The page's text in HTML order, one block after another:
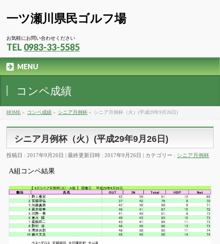
一ツ瀬川県民ゴルフ場
お気軽にお問い合わせください
TEL 0983-33-5585
MENU
コンペ成績
HOME » コンペ成績 » シニア月例杯 » シニア月例杯（火）(平成29年9月26日)
シニア月例杯（火）(平成29年9月26日)
投稿日 : 2017年9月26日 最終更新日時 : 2017年9月26日 カテゴリー : シニア月例杯
A組コンペ結果